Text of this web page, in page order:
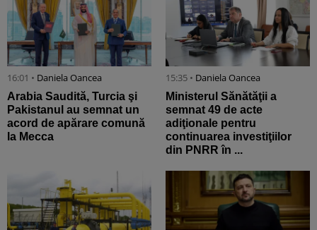
16:01 • Daniela Oancea
Arabia Saudită, Turcia şi
Pakistanul au semnat un
acord de apărare comună
la Mecca
15:35 • Daniela Oancea
Ministerul Sănătăţii a
semnat 49 de acte
adiţionale pentru
continuarea investiţiilor
din PNRR în ...